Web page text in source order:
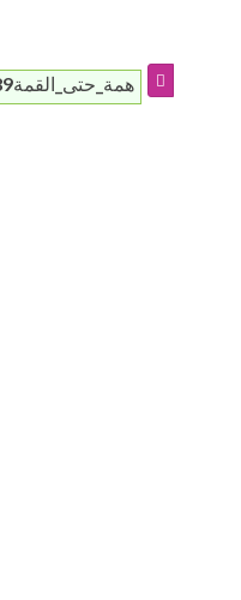
#همة_حتى_القمة89_بعيون_منسوبو_معهد_الفكرية_بالحصمة